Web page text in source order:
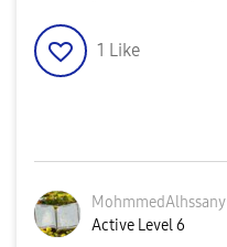
1 Like
MohmmedAlhssany
Active Level 6